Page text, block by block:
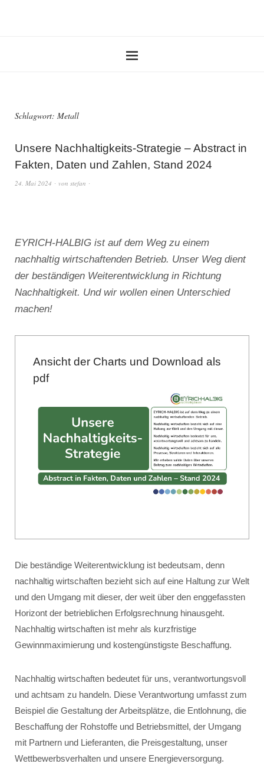
Schlagwort: Metall
Unsere Nachhaltigkeits-Strategie – Abstract in
Fakten, Daten und Zahlen, Stand 2024
24. Mai 2024 von stefan
EYRICH-HALBIG ist auf dem Weg zu einem
nachhaltig wirtschaftenden Betrieb. Unser Weg dient
der beständigen Weiterentwicklung in Richtung
Nachhaltigkeit. Und wir wollen einen Unterschied
machen!
Ansicht der Charts und Download als
pdf
Die beständige Weiterentwicklung ist bedeutsam, denn
nachhaltig wirtschaften bezieht sich auf eine Haltung zur Welt
und den Umgang mit dieser, der weit über den enggefassten
Horizont der betrieblichen Erfolgsrechnung hinausgeht.
Nachhaltig wirtschaften ist mehr als kurzfristige
Gewinnmaximierung und kostengünstigste Beschaffung.
Nachhaltig wirtschaften bedeutet für uns, verantwortungsvoll
und achtsam zu handeln. Diese Verantwortung umfasst zum
Beispiel die Gestaltung der Arbeitsplätze, die Entlohnung, die
Beschaffung der Rohstoffe und Betriebsmittel, der Umgang
mit Partnern und Lieferanten, die Preisgestaltung, unser
Wettbewerbsverhalten und unsere Energieversorgung.